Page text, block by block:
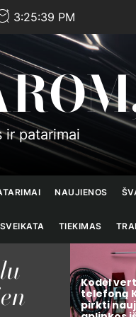
3:25:40 PM
ir patarimai
NAUJIENOS
SVEIKATA TIEKIMAS
o ne
laiko ir
Krepšinio